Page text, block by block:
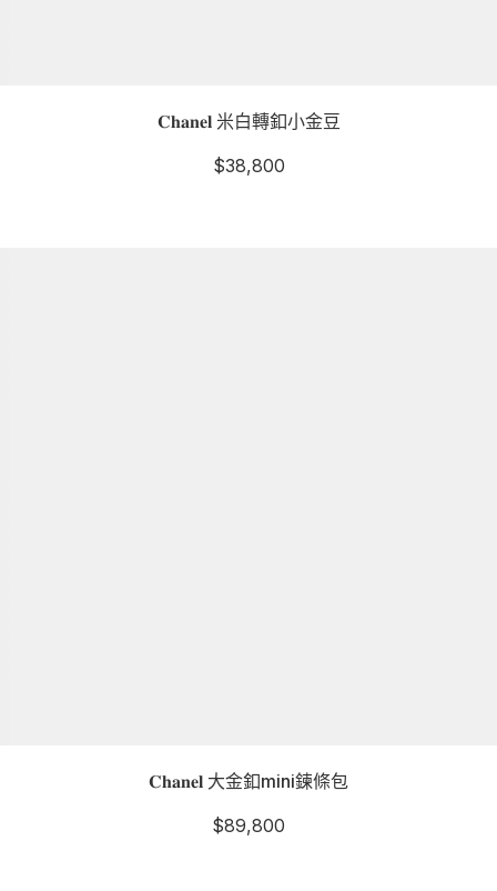
𝐂𝐡𝐚𝐧𝐞𝐥 米白轉釦小金豆
$38,800
𝐂𝐡𝐚𝐧𝐞𝐥 大金釦mini鍊條包
$89,800